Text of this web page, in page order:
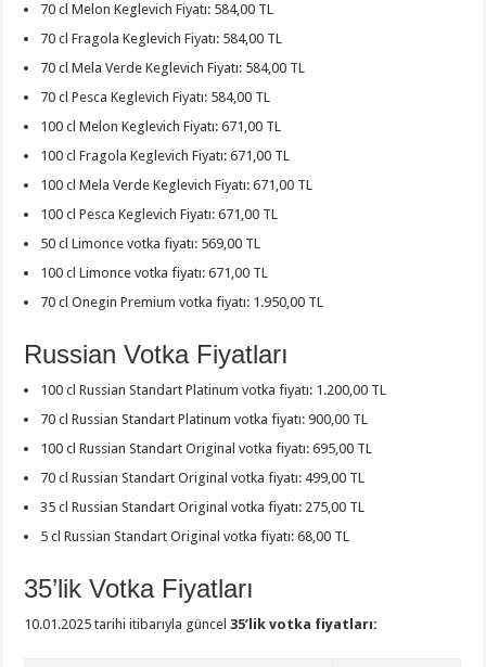
70 cl Melon Keglevich Fiyatı: 584,00 TL
70 cl Fragola Keglevich Fiyatı: 584,00 TL
70 cl Mela Verde Keglevich Fiyatı: 584,00 TL
70 cl Pesca Keglevich Fiyatı: 584,00 TL
100 cl Melon Keglevich Fiyatı: 671,00 TL
100 cl Fragola Keglevich Fiyatı: 671,00 TL
100 cl Mela Verde Keglevich Fiyatı: 671,00 TL
100 cl Pesca Keglevich Fiyatı: 671,00 TL
50 cl Limonce votka fiyatı: 569,00 TL
100 cl Limonce votka fiyatı: 671,00 TL
70 cl Onegin Premium votka fiyatı: 1.950,00 TL
Russian Votka Fiyatları
100 cl Russian Standart Platinum votka fiyatı: 1.200,00 TL
70 cl Russian Standart Platinum votka fiyatı: 900,00 TL
100 cl Russian Standart Original votka fiyatı: 695,00 TL
70 cl Russian Standart Original votka fiyatı: 499,00 TL
35 cl Russian Standart Original votka fiyatı: 275,00 TL
5 cl Russian Standart Original votka fiyatı: 68,00 TL
35’lik Votka Fiyatları
10.01.2025 tarihi itibarıyla güncel35’lik votka fiyatları: